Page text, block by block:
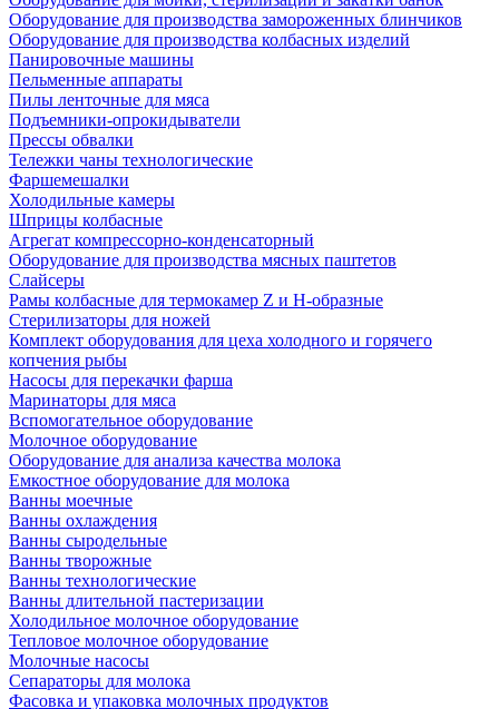
Оборудование для производства замороженных блинчиков
Оборудование для производства колбасных изделий
Панировочные машины
Пельменные аппараты
Пилы ленточные для мяса
Подъемники-опрокидыватели
Прессы обвалки
Тележки чаны технологические
Фаршемешалки
Холодильные камеры
Шприцы колбасные
Агрегат компрессорно-конденсаторный
Оборудование для производства мясных паштетов
Слайсеры
Рамы колбасные для термокамер Z и H-образные
Стерилизаторы для ножей
Комплект оборудования для цеха холодного и горячего
копчения рыбы
Насосы для перекачки фарша
Маринаторы для мяса
Вспомогательное оборудование
Молочное оборудование
Оборудование для анализа качества молока
Емкостное оборудование для молока
Ванны моечные
Ванны охлаждения
Ванны сыродельные
Ванны творожные
Ванны технологические
Ванны длительной пастеризации
Холодильное молочное оборудование
Тепловое молочное оборудование
Молочные насосы
Сепараторы для молока
Фасовка и упаковка молочных продуктов